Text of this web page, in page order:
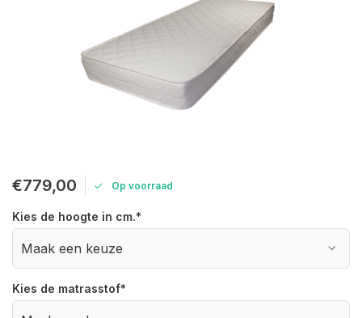
€779,00 Op voorraad
Kies de hoogte in cm.*
Kies de matrasstof*